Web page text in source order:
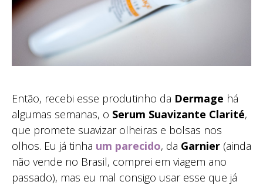
Então, recebi esse produtinho da Dermage há
algumas semanas, o Serum Suavizante Clarité,
que promete suavizar olheiras e bolsas nos
olhos. Eu já tinha um parecido, da Garnier (ainda
não vende no Brasil, comprei em viagem ano
passado), mas eu mal consigo usar esse que já